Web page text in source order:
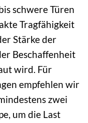
schwere Türen
Tragfähigkeit
Stärke der
Beschaffenheit
wird. Für
empfehlen wir
zwei
um die Last